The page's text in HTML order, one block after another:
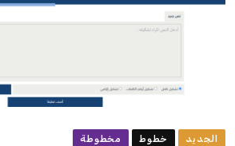
الجديد خطوط مخطوطة